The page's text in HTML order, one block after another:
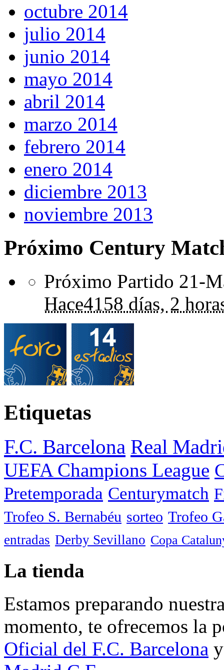
octubre 2014
julio 2014
junio 2014
mayo 2014
abril 2014
marzo 2014
febrero 2014
enero 2014
diciembre 2013
noviembre 2013
Próximo Century
Próximo Partido 21-
Hace4158 días, 2
Etiquetas
F.C. Barcelona Real
UEFA Champions League
Pretemporada Centurymatch
Trofeo S. Bernabéu sorteo Trofeo
entradas Derby Sevillano Copa
La tienda
Estamos preparando
momento, te ofrecemos la
Oficial del F.C. Barcelona